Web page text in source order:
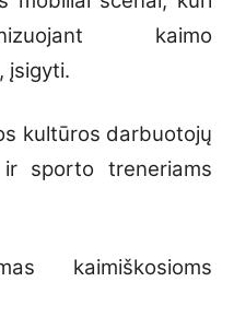
kaimo
įsigyti.
kultūros darbuotojų
ir sporto treneriams
kaimiškosioms